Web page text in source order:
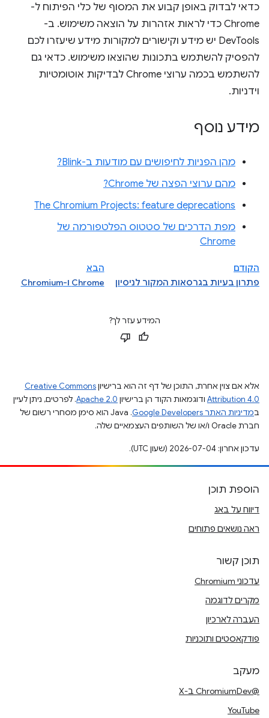
כדאי לבדוק באופן קבוע את המסוף של כלי הפיתוח ל-
Chrome כדי לראות אזהרות על הוצאה משימוש. ב-
DevTools יש מידע וקישורים למקורות מידע שיעזרו לכם
להפסיק להשתמש בתכונות שהוצאו משימוש. כדאי גם
להשתמש בכמה ערוצי Chrome לבדיקות אוטומטיות
וידניות.
מידע נוסף
מהן הפניות לחיפושים עם מודעות ב-Blink?
מהם ערוצי הפצה של Chrome?
The Chromium Projects: feature deprecations
מפת הדרכים של סטטוס הפלטפורמה של
Chrome
הקודם
פתרון בעיות בגרסאות המקור לניסיון
הבא
Chrome ו-Chromium
המידע עזר לך?
אלא אם צוין אחרת, התוכן של דף זה הוא ברישיוןCreative Commons
Attribution 4.0 ודוגמאות הקוד הן ברישיון Apache 2.0. לפרטים, ניתן לעיין
במדיניות האתר Google Developers‏
.‏ Java הוא סימן מסחרי רשום של
חברת Oracle ו/או של השותפים העצמאיים שלה.
עדכון אחרון: 2026-07-04 (שעון UTC).
הוספת תוכן
דיווח על באג
ראה נושאים פתוחים
תוכן קשור
עדכוני Chromium
מקרים לדוגמה
העברה לארכיון
פודקאסטים ותוכניות
מעקב
@ChromiumDev ב-X
YouTube